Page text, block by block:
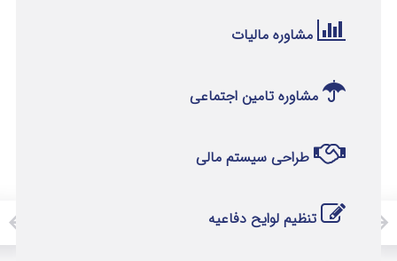
مشاوره مالیات
مشاوره تامین اجتماعی
طراحی سیستم مالی
تنظیم لوایح دفاعیه